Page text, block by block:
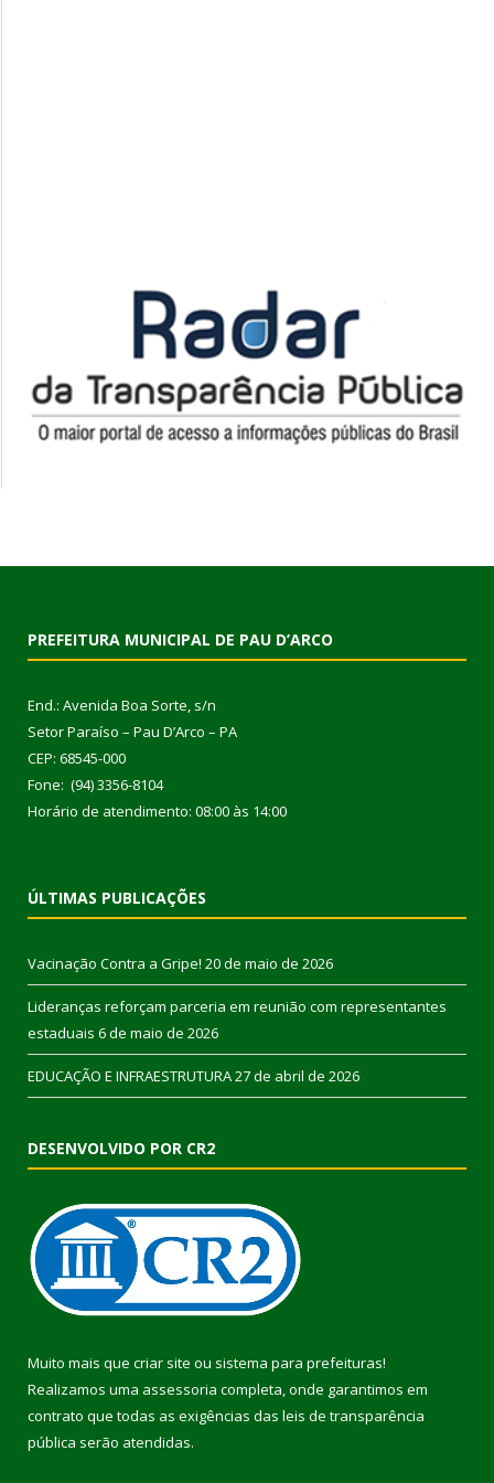
PREFEITURA MUNICIPAL DE PAU D’ARCO
End.: Avenida Boa Sorte, s/n
Setor Paraíso – Pau D’Arco – PA
CEP: 68545-000
Fone: (94) 3356-8104
Horário de atendimento: 08:00 às 14:00
ÚLTIMAS PUBLICAÇÕES
Vacinação Contra a Gripe! 20 de maio de 2026
Lideranças reforçam parceria em reunião com representantes
estaduais 6 de maio de 2026
EDUCAÇÃO E INFRAESTRUTURA27 de abril de 2026
DESENVOLVIDO POR CR2
Muito mais que criar site ou sistema para prefeituras!
Realizamos uma assessoria completa, onde garantimos em
contrato que todas as exigências das leis de transparência
pública serão atendidas.